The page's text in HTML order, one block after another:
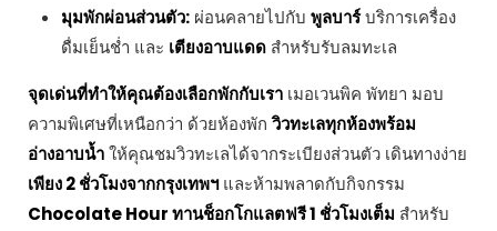
มุมพักผ่อนส่วนตัว: ผ่อนคลายไปกับ พูลบาร์บริการเครื่อง
ดื่มเย็นช่ำ และ เตียงอาบแดด สำหรับรับลมทะเล
จุดเด่นที่ทำให้คุณต้องเลือกพักกับเรา เมอเวนพิค พัทยา มอบ
ความพิเศษที่เหนือกว่า ด้วยห้องพักวิวทะเลทุกห้องพร้อม
อ่างอาบน้ำให้คุณชมวิวทะเลได้จากระเบียงส่วนตัว เดินทางง่าย
เพียง 2 ชั่วโมงจากกรุงเทพฯและห้ามพลาดกับกิจกรรม
Chocolate Hour ทานช็อกโกแลตฟรี 1 ชั่วโมงเต็ม สำหรับ